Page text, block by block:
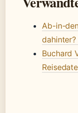
Ab-in-
Buchard